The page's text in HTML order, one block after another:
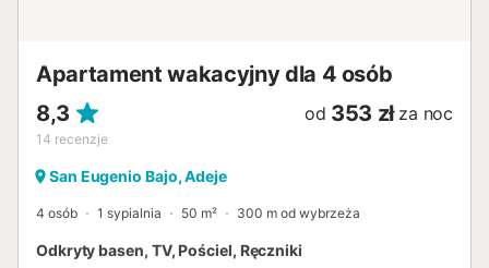
Apartament wakacyjny dla 4 osób
8,3
14 recenzje
od 353 zł za noc
San Eugenio Bajo, Adeje
4 osób 1 sypialnia 50 m² 300 m od wybrzeża
Odkryty basen, TV, Pościel, Ręczniki